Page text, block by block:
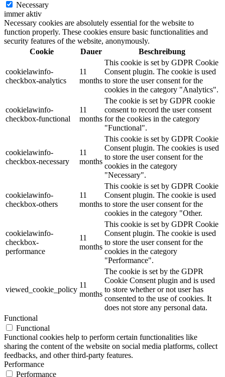
Necessary
immer aktiv
Necessary cookies are absolutely essential for the website to
function properly. These cookies ensure basic functionalities and
security features of the website, anonymously.
Cookie
Dauer Beschreibung
cookielawinfo-
checkbox-analytics
11
months
This cookie is set by GDPR Cookie
Consent plugin. The cookie is used
to store the user consent for the
cookies in the category "Analytics".
cookielawinfo-
checkbox-functional
11
months
The cookie is set by GDPR cookie
consent to record the user consent
for the cookies in the category
"Functional".
cookielawinfo-
checkbox-necessary
11
months
This cookie is set by GDPR Cookie
Consent plugin. The cookies is used
to store the user consent for the
cookies in the category
"Necessary".
cookielawinfo-
checkbox-others
11
months
This cookie is set by GDPR Cookie
Consent plugin. The cookie is used
to store the user consent for the
cookies in the category "Other.
cookielawinfo-
checkbox-
performance
11
months
This cookie is set by GDPR Cookie
Consent plugin. The cookie is used
to store the user consent for the
cookies in the category
"Performance".
viewed_cookie_policy
11
months
The cookie is set by the GDPR
Cookie Consent plugin and is used
to store whether or not user has
consented to the use of cookies. It
does not store any personal data.
Functional
Functional
Functional cookies help to perform certain functionalities like
sharing the content of the website on social media platforms, collect
feedbacks, and other third-party features.
Performance
Performance